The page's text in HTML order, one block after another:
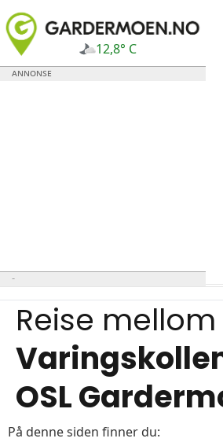
12,8° C
Reise mellom
OSL
På denne siden finner du: